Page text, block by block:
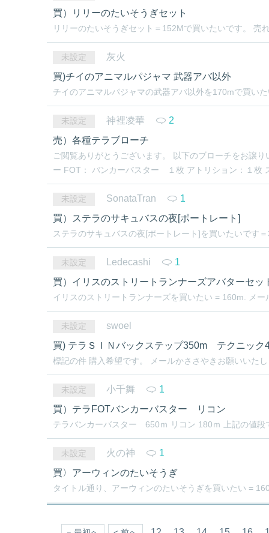
買）リリーのたいそうぎセット
リリーのたいそうぎセット＝152Mで買いたいです。
未設定
灰火
買)チイのアニマルパジャマ 武器アバ以外
チイのアニマルパジャマの武器アバ以外を170mで買い
未設定 神裡凌華
2
売）各種テラブローチ
ご閲覧ありがとうございます。 以下のブローチをお譲
ー FOT： バンカーバスター １枚 アトリション：１枚
未設定 SonataTran
1
買）ステラのサキュバスの夜[ポートレート]
ステラのサキュバスの夜[ポートレート]を買いたいです
未設定 Ledecashi
1
買）イリスのストリートランナーズアバターセッ
イリスのストリートランナーズを買いたい = 160m. メ
未設定
swoel
買) テラＳＩＮバックステップ350m テクニック
標記の件 購入希望です。 メールかささやきお願いいた
未設定 小千舞
1
買）テラFOTバンカーバスター リコン
テラバンカーバスター 650ｍ リコン 180ｍ 上記の値段
未設定 火の神
1
買〉アーウィンのたいそうぎ
タイトル通り、アーウィンのたいそうぎを買いたい =